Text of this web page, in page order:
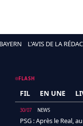
BAYERN L'AVIS DE LA
FLASH
FIL EN UNE
30/07 NEWS
PSG : Après le Real,